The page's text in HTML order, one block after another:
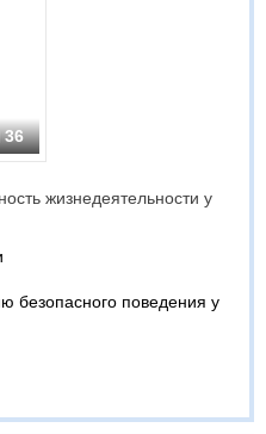
36
жизнедеятельности у
безопасного поведения у